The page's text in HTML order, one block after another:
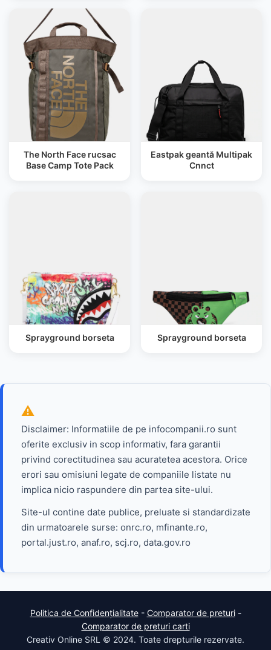
The North Face rucsac
Base Camp Tote Pack
Eastpak geantă Multipak
Cnnct
Sprayground borseta Sprayground borseta
Disclaimer: Informatiile de pe infocompanii.ro sunt
oferite exclusiv in scop informativ, fara garantii
privind corectitudinea sau acuratetea acestora. Orice
erori sau omisiuni legate de companiile listate nu
implica nicio raspundere din partea site-ului.
Site-ul contine date publice, preluate si standardizate
din urmatoarele surse: onrc.ro, mfinante.ro,
portal.just.ro, anaf.ro, scj.ro, data.gov.ro
Politica de Confidențialitate- Comparator de preturi-
Comparator de preturi carti
Creativ Online SRL © 2024. Toate drepturile rezervate.